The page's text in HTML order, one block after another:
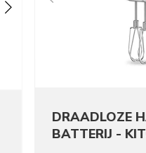
DRAADLOZE
BATTERIJ -